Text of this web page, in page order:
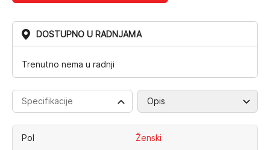
DOSTUPNO U RADNJAMA
Trenutno nema u radnji
Specifikacije Opis
Pol Ženski